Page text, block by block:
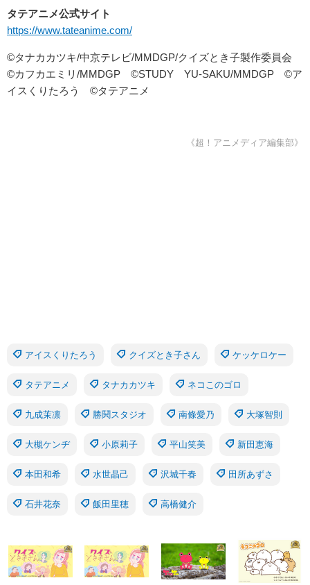
タテアニメ公式サイト
https://www.tateanime.com/
©タナカカツキ/中京テレビ/MMDGP/クイズとき子製作委員会
©カフカエミリ/MMDGP ©STUDY YU-SAKU/MMDGP ©ア
イスくりたろう ©タテアニメ
《超！アニメディア編集部》
アイスくりたろう クイズとき子さん ケッケロケー
タテアニメ タナカカツキ ネコこのゴロ
九成茉凛 勝鬨スタジオ 南條愛乃 大塚智則
大槻ケンヂ 小原莉子 平山笑美 新田恵海
本田和希 水世晶己 沢城千春 田所あずさ
石井花奈 飯田里穂 高橋健介